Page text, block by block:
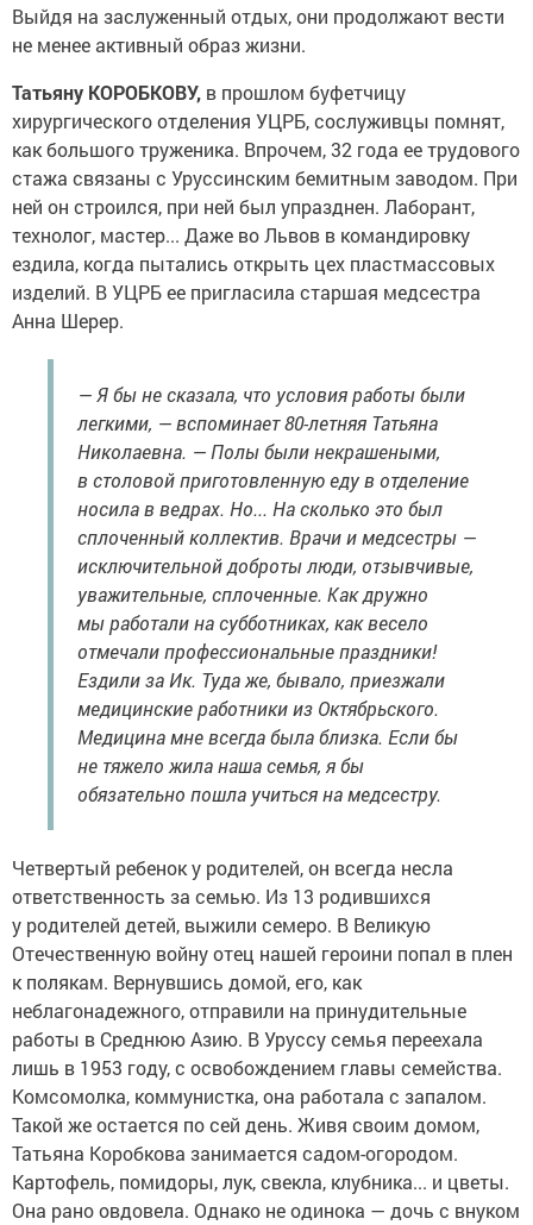
Выйдя на заслуженный отдых, они продолжают вести
не менее активный образ жизни.
Татьяну КОРОБКОВУ, в прошлом буфетчицу
хирургического отделения УЦРБ, сослуживцы помнят,
как большого труженика. Впрочем, 32 года ее трудового
стажа связаны с Уруссинским бемитным заводом. При
ней он строился, при ней был упразднен. Лаборант,
технолог, мастер... Даже во Львов в командировку
ездила, когда пытались открыть цех пластмассовых
изделий. В УЦРБ ее пригласила старшая медсестра
Анна Шерер.
— Я бы не сказала, что условия работы были
легкими, — вспоминает 80-летняя Татьяна
Николаевна. — Полы были некрашеными,
в столовой приготовленную еду в отделение
носила в ведрах. Но... На сколько это был
сплоченный коллектив. Врачи и медсестры —
исключительной доброты люди, отзывчивые,
уважительные, сплоченные. Как дружно
мы работали на субботниках, как весело
отмечали профессиональные праздники!
Ездили за Ик. Туда же, бывало, приезжали
медицинские работники из Октябрьского.
Медицина мне всегда была близка. Если бы
не тяжело жила наша семья, я бы
обязательно пошла учиться на медсестру.
Четвертый ребенок у родителей, он всегда несла
ответственность за семью. Из 13 родившихся
у родителей детей, выжили семеро. В Великую
Отечественную войну отец нашей героини попал в плен
к полякам. Вернувшись домой, его, как
неблагонадежного, отправили на принудительные
работы в Среднюю Азию. В Уруссу семья переехала
лишь в 1953 году, с освобождением главы семейства.
Комсомолка, коммунистка, она работала с запалом.
Такой же остается по сей день. Живя своим домом,
Татьяна Коробкова занимается садом-огородом.
Картофель, помидоры, лук, свекла, клубника... и цветы.
Она рано овдовела. Однако не одинока — дочь с внуком